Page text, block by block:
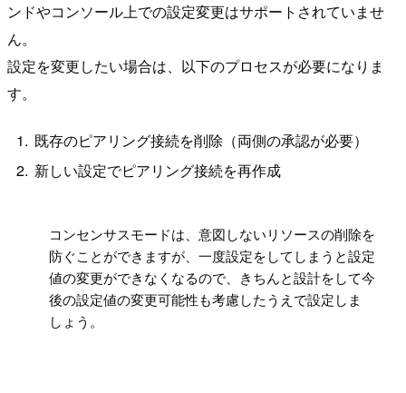
ンドやコンソール上での設定変更はサポートされていませ
ん。
設定を変更したい場合は、以下のプロセスが必要になりま
す。
既存のピアリング接続を削除（両側の承認が必要）
新しい設定でピアリング接続を再作成
コンセンサスモードは、意図しないリソースの削除を
防ぐことができますが、一度設定をしてしまうと設定
値の変更ができなくなるので、きちんと設計をして今
後の設定値の変更可能性も考慮したうえで設定しま
しょう。